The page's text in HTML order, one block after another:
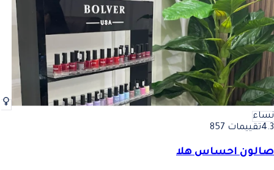
نساء
4.3تقييمات 857
صالون احساس هلا